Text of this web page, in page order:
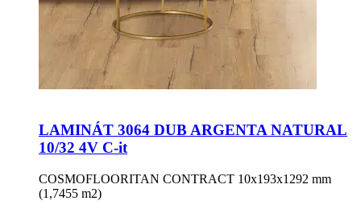
LAMINÁT 3064 DUB ARGENTA NATURAL
10/32 4V C-it
COSMOFLOORITAN CONTRACT 10x193x1292 mm
(1,7455 m2)